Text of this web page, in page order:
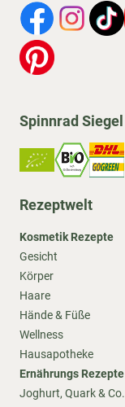
Spinnrad Siegel
Rezeptwelt
Kosmetik Rezepte
Gesicht
Körper
Haare
Hände & Füße
Wellness
Hausapotheke
Ernährungs Rezepte
Joghurt, Quark & Co.